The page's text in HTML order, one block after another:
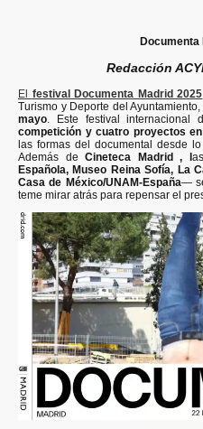
Documenta
Redacción
El festival Documenta Madrid 2025
Turismo y Deporte del
mayo. Este festival internacional
competición y cuatro proyectos
las formas del documental desde
Además de Cineteca Madrid , l
Española, Museo Reina Sofía, La
Casa de México/UNAM-España—
teme mirar atrás para repensar el